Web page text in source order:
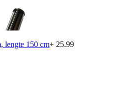
lengte 150 cm+ 25.99